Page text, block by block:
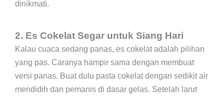
dinikmati.
2. Es Cokelat Segar untuk Siang Hari
Kalau cuaca sedang panas, es cokelat adalah pilihan
yang pas. Caranya hampir sama dengan membuat
versi panas. Buat dulu pasta cokelat dengan sedikit air
mendidih dan pemanis di dasar gelas. Setelah larut